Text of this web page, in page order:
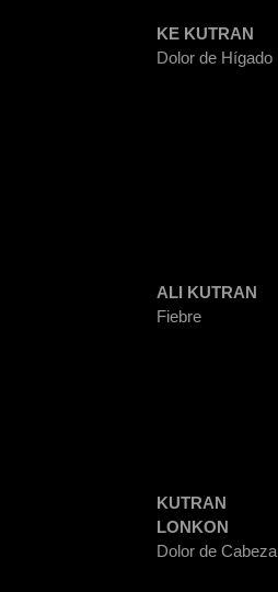
KE KUTRAN
Dolor de Hígado
ALI KUTRAN
Fiebre
KUTRAN
LONKON
Dolor de Cabeza